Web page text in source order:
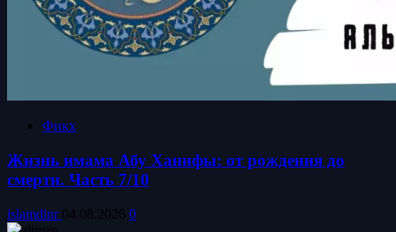
Фикх
Жизнь имама Абу Ханифы: от рождения до
смерти. Часть 7/10
islamdinr 04.08.2026 0